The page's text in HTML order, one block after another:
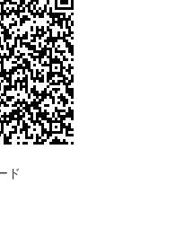
ド